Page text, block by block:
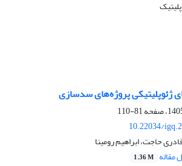
ژئوپلیتیکی پروژه‌های سدسازی
81-110
10.22034/
حاجت، ابراهیم رومینا
مقاله 1.36 M